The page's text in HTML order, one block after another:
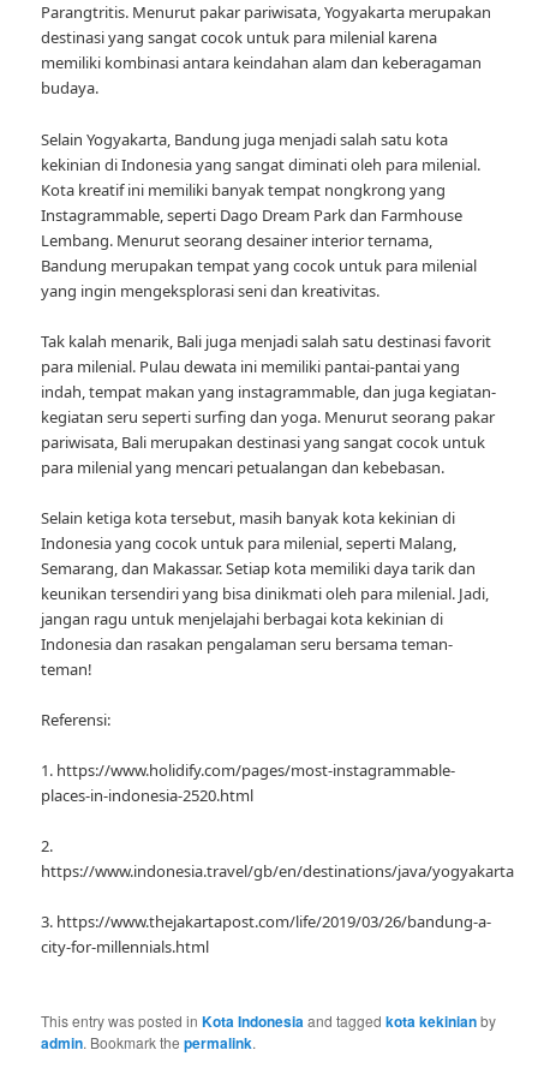
Parangtritis. Menurut pakar pariwisata, Yogyakarta merupakan
destinasi yang sangat cocok untuk para milenial karena
memiliki kombinasi antara keindahan alam dan keberagaman
budaya.
Selain Yogyakarta, Bandung juga menjadi salah satu kota
kekinian di Indonesia yang sangat diminati oleh para milenial.
Kota kreatif ini memiliki banyak tempat nongkrong yang
Instagrammable, seperti Dago Dream Park dan Farmhouse
Lembang. Menurut seorang desainer interior ternama,
Bandung merupakan tempat yang cocok untuk para milenial
yang ingin mengeksplorasi seni dan kreativitas.
Tak kalah menarik, Bali juga menjadi salah satu destinasi favorit
para milenial. Pulau dewata ini memiliki pantai-pantai yang
indah, tempat makan yang instagrammable, dan juga kegiatan-
kegiatan seru seperti surfing dan yoga. Menurut seorang pakar
pariwisata, Bali merupakan destinasi yang sangat cocok untuk
para milenial yang mencari petualangan dan kebebasan.
Selain ketiga kota tersebut, masih banyak kota kekinian di
Indonesia yang cocok untuk para milenial, seperti Malang,
Semarang, dan Makassar. Setiap kota memiliki daya tarik dan
keunikan tersendiri yang bisa dinikmati oleh para milenial. Jadi,
jangan ragu untuk menjelajahi berbagai kota kekinian di
Indonesia dan rasakan pengalaman seru bersama teman-
teman!
Referensi:
1. https://www.holidify.com/pages/most-instagrammable-
places-in-indonesia-2520.html
2.
https://www.indonesia.travel/gb/en/destinations/java/yogyakarta
3. https://www.thejakartapost.com/life/2019/03/26/bandung-a-
city-for-millennials.html
This entry was posted inKota Indonesiaand taggedkota kekinianby
admin. Bookmark thepermalink.